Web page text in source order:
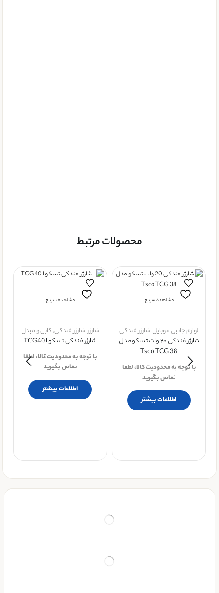
محصولات مرتبط
مشاهده سریع
لوازم جانبی موبایل,شارژر فندکی
شارژر فندکی ۲۰ وات تسکو مدل
Tsco TCG 38
با توجه به محدودیت کالا، لطفا
تماس بگیرید
اطلاعات بیشتر
مشاهده سریع
شارژر,شارژر فندکی,کابل و مبدل
شارژر فندکی تسکو ا TCG40
با توجه به محدودیت کالا، لطفا
تماس بگیرید
اطلاعات بیشتر